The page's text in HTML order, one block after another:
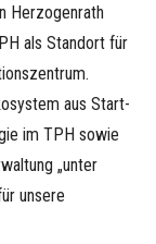
Herzogenrath
als Standort für
aus Start-
im TPH sowie
„unter
unsere